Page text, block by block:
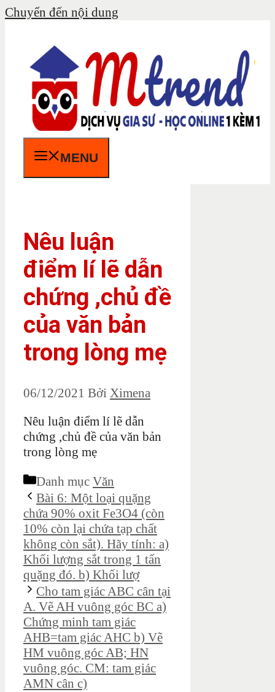
Chuyển đến nội dung
MENU
Nêu luận
điểm lí lẽ dẫn
chứng ,chủ đề
của văn bản
trong lòng mẹ
06/12/2021 Bởi Ximena
Nêu luận điểm lí lẽ dẫn
chứng ,chủ đề của văn bản
trong lòng mẹ
Danh mục Văn
Bài 6: Một loại quặng
chứa 90% oxit Fe3O4 (còn
10% còn lại chứa tạp chất
không còn sắt). Hãy tính: a)
Khối lượng sắt trong 1 tấn
quặng đó. b) Khối lượ
Cho tam giác ABC cân tại
A. Vẽ AH vuông góc BC a)
Chứng minh tam giác
AHB=tam giác AHC b) Vẽ
HM vuông góc AB; HN
vuông góc. CM: tam giác
AMN cân c)